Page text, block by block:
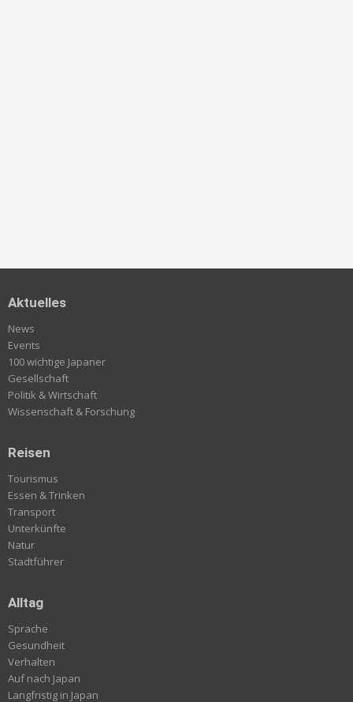
Aktuelles
News
Events
100 wichtige Japaner
Gesellschaft
Politik & Wirtschaft
Wissenschaft & Forschung
Reisen
Tourismus
Essen & Trinken
Transport
Unterkünfte
Natur
Stadtführer
Alltag
Sprache
Gesundheit
Verhalten
Auf nach Japan
Langfristig in Japan